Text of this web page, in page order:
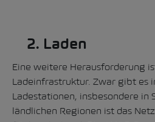
2. Laden
Eine weitere Herausforderung
Ladeinfrastruktur. Zwar gibt es
Ladestationen, insbesondere in
ländlichen Regionen ist das